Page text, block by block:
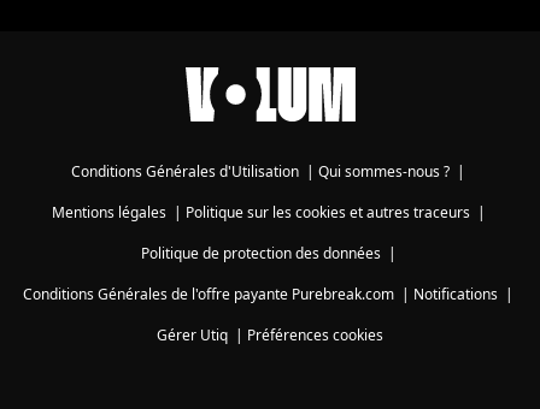
Conditions Générales d'Utilisation | Qui sommes-nous ? |
Mentions légales| Politique sur les cookies et autres traceurs|
Politique de protection des données|
Conditions Générales de l'offre payante Purebreak.com | Notifications |
Gérer Utiq | Préférences cookies